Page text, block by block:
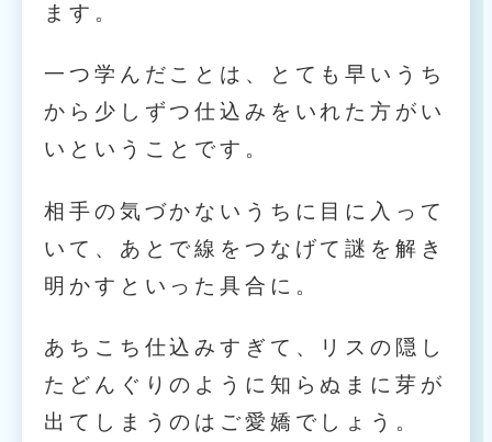
ます。
一つ学んだことは、とても早いうち
から少しずつ仕込みをいれた方がい
いということです。
相手の気づかないうちに目に入って
いて、あとで線をつなげて謎を解き
明かすといった具合に。
あちこち仕込みすぎて、リスの隠し
たどんぐりのように知らぬまに芽が
出てしまうのはご愛嬌でしょう。